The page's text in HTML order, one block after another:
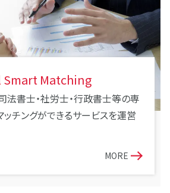
Matching
法書士・社労士・行政書士等の専
チングができるサービスを運営
MORE